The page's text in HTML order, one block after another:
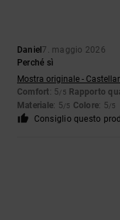
Daniel 7. maggio 2026
Perché sì
Mostra originale -
Comfort: 5/5 Rapporto
Materiale: 5/5 Colore: 5/5
Consiglio questo